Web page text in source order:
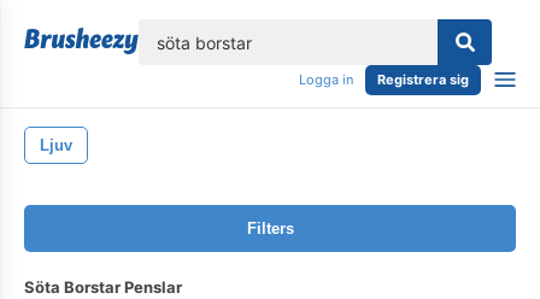
Logga in Registrera sig
Ljuv
Filters
Söta Borstar Penslar